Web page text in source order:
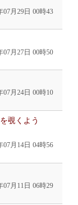
07月29日 00時43
07月27日 00時50
07月24日 00時10
覗くよう
07月14日 04時56
07月11日 06時29